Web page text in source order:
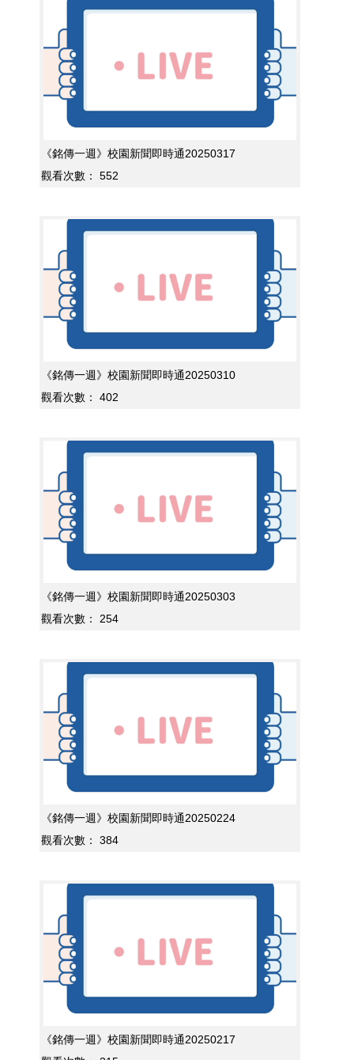
《銘傳一週》校園新聞即時通20250317
觀看次數：
552
《銘傳一週》校園新聞即時通20250310
觀看次數：
402
《銘傳一週》校園新聞即時通20250303
觀看次數：
254
《銘傳一週》校園新聞即時通20250224
觀看次數：
384
《銘傳一週》校園新聞即時通20250217